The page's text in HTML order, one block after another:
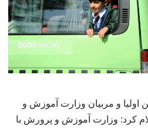
اولیا و مربیان وزارت آموزش و
کرد: وزارت آموزش و پرورش با